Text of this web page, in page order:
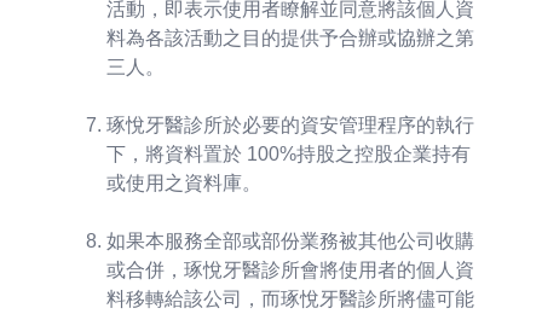
活動，即表示使用者瞭解並同意將該個人資
料為各該活動之目的提供予合辦或協辦之第
三人。
琢悅牙醫診所於必要的資安管理程序的執行
下，將資料置於 100%持股之控股企業持有
或使用之資料庫。
如果本服務全部或部份業務被其他公司收購
或合併，琢悅牙醫診所會將使用者的個人資
料移轉給該公司，而琢悅牙醫診所將儘可能